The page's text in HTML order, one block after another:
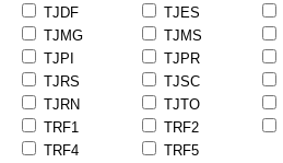
TJDF
TJES
TJMG
TJMS
TJPI
TJPR
TJRS
TJSC
TJRN
TJTO
TRF1
TRF2
TRF4
TRF5